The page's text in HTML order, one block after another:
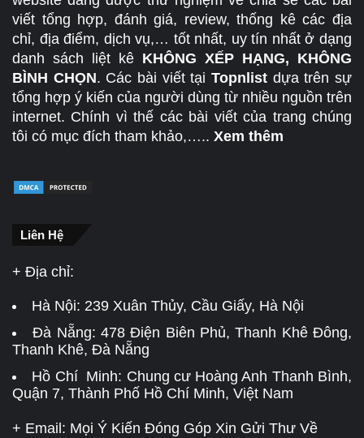
viết tổng hợp, đánh giá, review, thống kê các địa
chỉ, địa điểm, dịch vụ,… tốt nhất, uy tín nhất ở dạng
danh sách liệt kê KHÔNG XẾP HẠNG, KHÔNG
BÌNH CHỌN. Các bài viết tạiTopnlist dựa trên sự
tổng hợp ý kiến của người dùng từ nhiều nguồn trên
internet. Chính vì thế các bài viết của trang chúng
tôi có mục đích tham khảo,….. Xem thêm
Liên Hệ
+ Địa chỉ:
Hà Nội: 239 Xuân Thủy, Cầu Giấy, Hà Nội
Đà Nẵng:478 Điện Biên Phủ, Thanh Khê Đông,
Thanh Khê, Đà Nẵng
Hồ Chí Minh: Chung cư Hoàng Anh Thanh Bình,
Quận 7, Thành Phố Hồ Chí Minh, Việt Nam
+ Email: Mọi Ý Kiến Đóng Góp Xin Gửi Thư Về